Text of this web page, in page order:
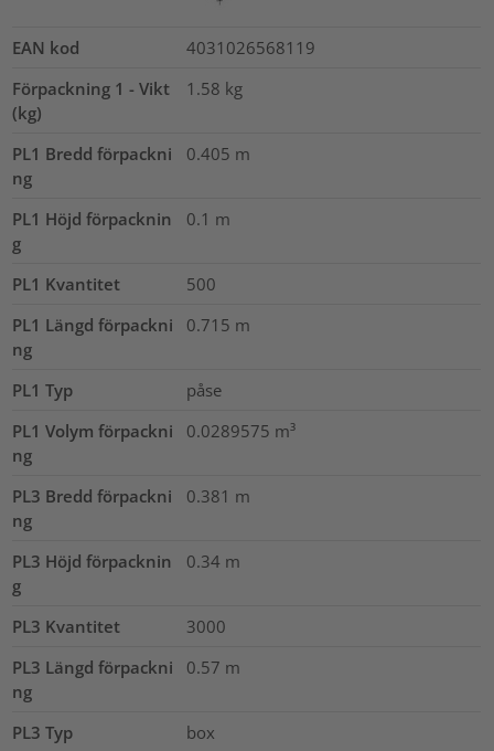
EAN kod
4031026568119
Förpackning 1 - Vikt
(kg)
1.58 kg
PL1 Bredd förpackni
ng
0.405 m
PL1 Höjd förpacknin
g
0.1 m
PL1 Kvantitet
500
PL1 Längd förpackni
ng
0.715 m
PL1 Typ
påse
PL1 Volym förpackni
ng
0.0289575 m³
PL3 Bredd förpackni
ng
0.381 m
PL3 Höjd förpacknin
g
0.34 m
PL3 Kvantitet
3000
PL3 Längd förpackni
ng
0.57 m
PL3 Typ box